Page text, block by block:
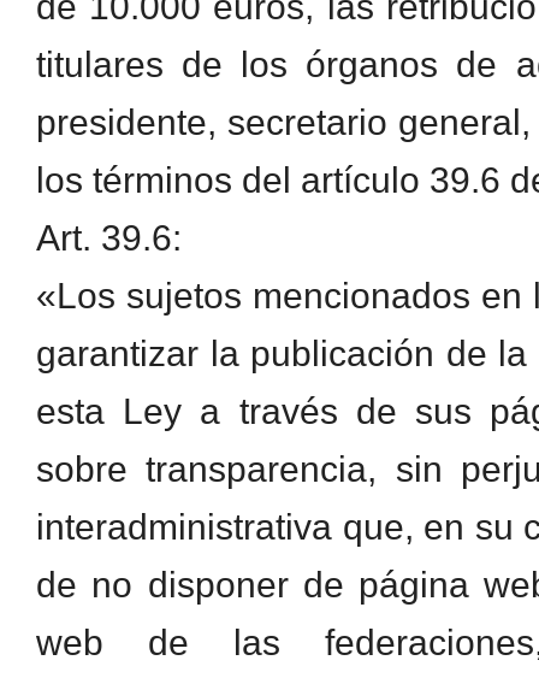
titulares de los órganos de
presidente, secretario
los términos del artículo 39.6
Art. 39.6:
«Los sujetos mencionados
garantizar la publicación de
esta Ley a través de sus
sobre transparencia, sin
interadministrativa que, en su
de no disponer de página
web de las